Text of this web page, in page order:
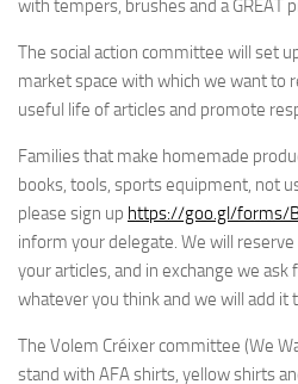
with tempers, brushes and a GREAT
The social action committee will set
market space with which we want to
useful life of articles and promote
Families that make homemade
books, tools, sports equipment, not
please sign up https://goo.gl/forms/
inform your delegate. We will
your articles, and in exchange we ask
whatever you think and we will add it
The Volem Créixer committee (We
stand with AFA shirts, yellow shirts